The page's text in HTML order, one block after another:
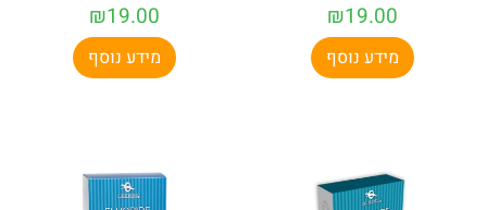
₪19.00
מידע נוסף
₪19.00
מידע נוסף